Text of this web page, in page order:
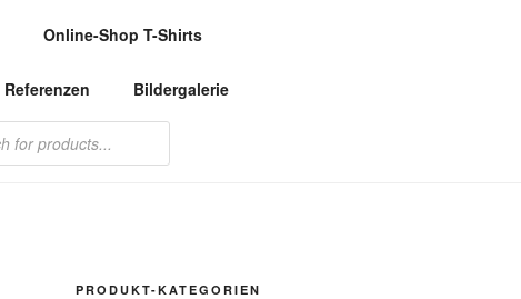
Online-Shop T-Shirts
Referenzen Bildergalerie
PRODUKT-KATEGORIEN